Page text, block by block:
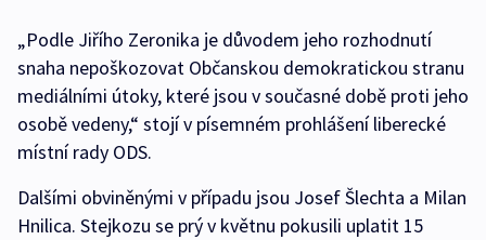
„Podle Jiřího Zeronika je důvodem jeho rozhodnutí
snaha nepoškozovat Občanskou demokratickou stranu
mediálními útoky, které jsou v současné době proti jeho
osobě vedeny,“ stojí v písemném prohlášení liberecké
místní rady ODS.
Dalšími obviněnými v případu jsou Josef Šlechta a Milan
Hnilica. Stejkozu se prý v květnu pokusili uplatit 15